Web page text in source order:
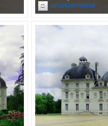
smakiemwina